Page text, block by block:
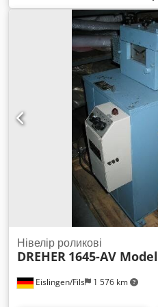
діаметром 100 - 200 мм.
горизонтальному
м; у нахиленому положенні:
м. Швидкість обертання від
135°. Управління вручну та
індикацією швидкості. Дуже
Eislingen/Fils 1 576 km
Нівелір роликові
DREHER 1645-AV